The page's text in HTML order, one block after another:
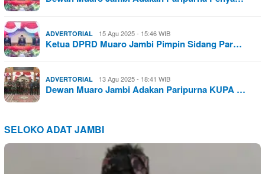
ADVERTORIAL 15 Agu 2025 - 15:46 WIB
Ketua DPRD Muaro Jambi Pimpin Sidang Par…
ADVERTORIAL 13 Agu 2025 - 18:41 WIB
Dewan Muaro Jambi Adakan Paripurna KUPA …
SELOKO ADAT JAMBI